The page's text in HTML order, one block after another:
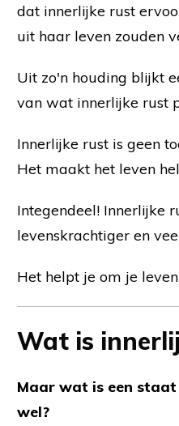
dat innerlijke rust
uit haar leven zouden
Uit zo'n houding blijkt
van wat innerlijke rust
Innerlijke rust is geen
Het maakt het leven
Integendeel! Innerlijke
levenskrachtiger en
Het helpt je om je
Wat is
Maar wat is een
wel?